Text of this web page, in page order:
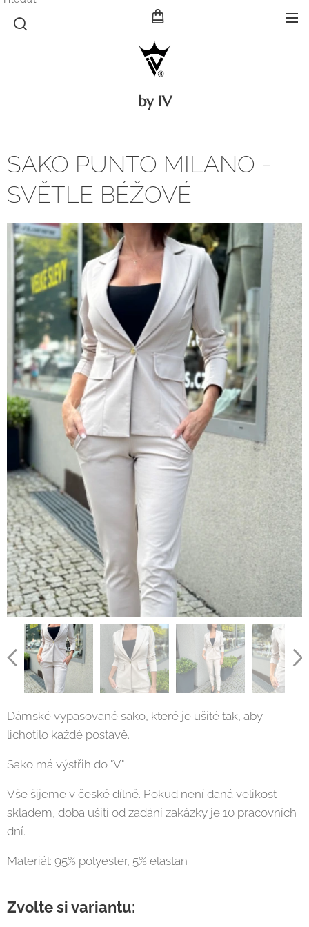
by IV
SAKO PUNTO MILANO -
SVĚTLE BÉŽOVÉ
Dámské vypasované sako, které je ušité tak, aby
lichotilo každé postavě.
Sako má výstřih do "V"
Vše šijeme v české dílně. Pokud není daná velikost
skladem, doba ušití od zadání zakázky je 10 pracovních
dní.
Materiál: 95% polyester, 5% elastan
Zvolte si variantu: